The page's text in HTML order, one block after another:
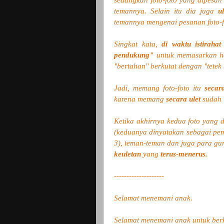
temannya. Selain itu dia juga
temannya mengenai pesanan
Singkat kata,di waktu istirahat
pendukung" untuk memasarkan
"bertahan" berkutat dengan
Jadi, memang foto-foto itu
karena memang secara uletsudah
Ketika akhirnya kedua foto yang
(keduanya dinyatakan sebagai
3), teman-teman dan juga para
keuletan yang terus-menerus.
--------------------
Selamat menemani anak.
Selamat menemani anak untuk